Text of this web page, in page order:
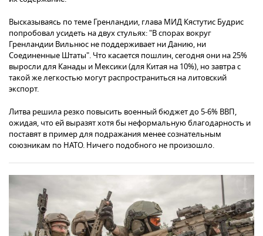
Высказываясь по теме Гренландии, глава МИД Кястутис Будрис
попробовал усидеть на двух стульях: "В спорах вокруг
Гренландии Вильнюс не поддерживает ни Данию, ни
Соединенные Штаты". Что касается пошлин, сегодня они на 25%
выросли для Канады и Мексики (для Китая на 10%), но завтра с
такой же легкостью могут распространиться на литовский
экспорт.
Литва решила резко повысить военный бюджет до 5-6% ВВП,
ожидая, что ей выразят хотя бы неформальную благодарность и
поставят в пример для подражания менее сознательным
союзникам по НАТО. Ничего подобного не произошло.